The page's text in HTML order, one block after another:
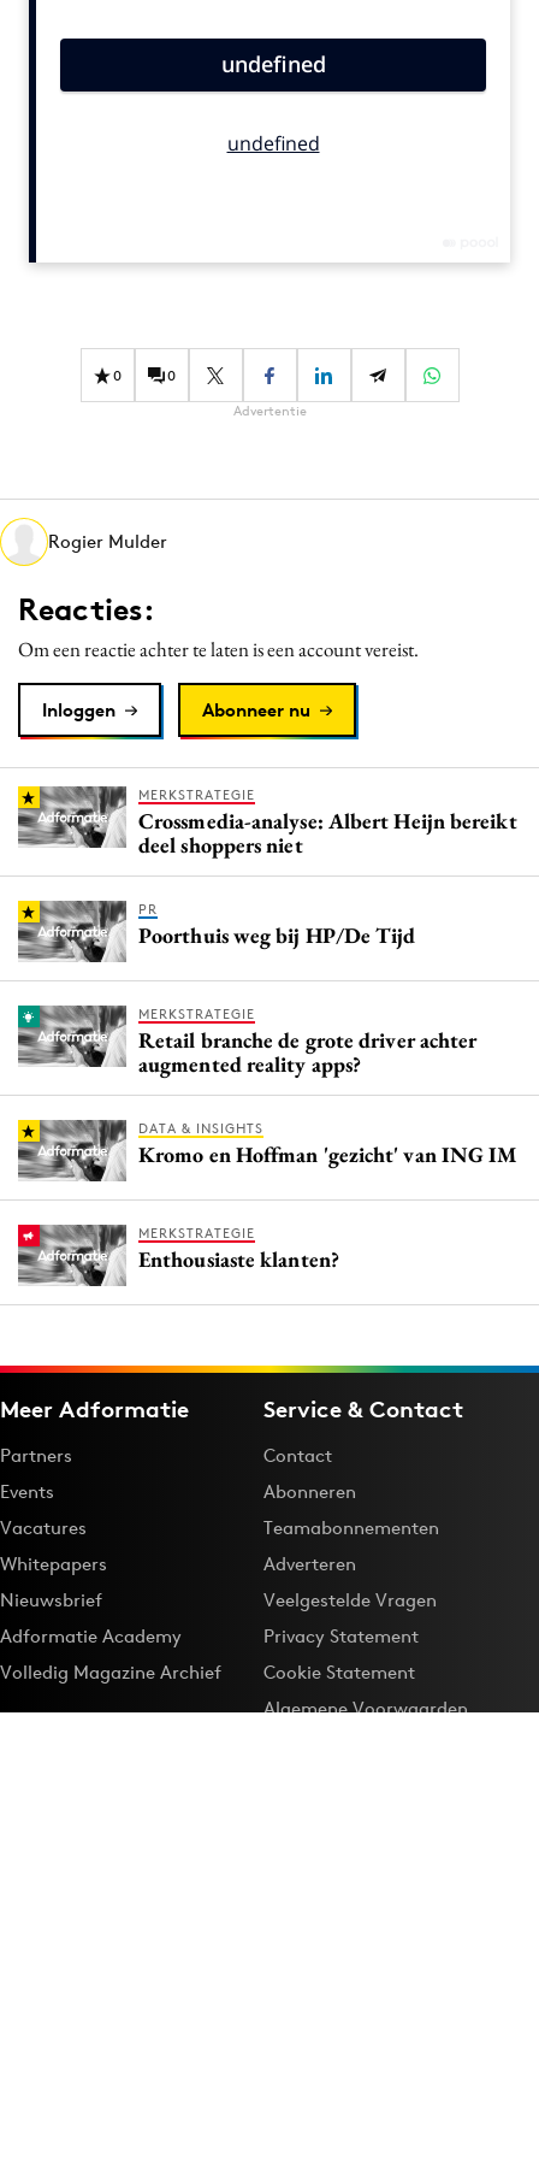
Carriere
Diversiteit
Interne communicatie
Martech
Media
Merkstrategie
PR
Purpose Marketing
Reputatie & crisis
0 0
Advertentie
Rogier Mulder
Reacties:
Om een reactie achter te laten is een account vereist.
Inloggen Abonneer nu
MERKSTRATEGIE
Crossmedia-analyse: Albert Heijn bereikt
deel shoppers niet
PR
Poorthuis weg bij HP/De Tijd
MERKSTRATEGIE
Retail branche de grote driver achter
augmented reality apps?
DATA & INSIGHTS
Kromo en Hoffman 'gezicht' van ING IM
MERKSTRATEGIE
Enthousiaste klanten?
Meer Adformatie
Partners
Events
Vacatures
Whitepapers
Nieuwsbrief
Adformatie Academy
Volledig Magazine Archief
Service & Contact
Contact
Abonneren
Teamabonnementen
Adverteren
Veelgestelde Vragen
Privacy Statement
Cookie Statement
Algemene Voorwaarden